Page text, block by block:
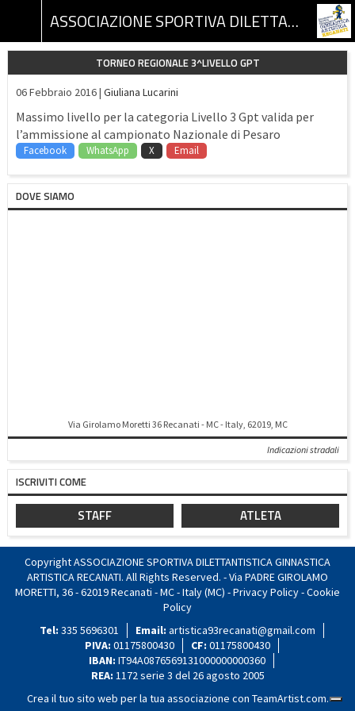
ASSOCIAZIONE SPORTIVA DILETTANTISTICA GINNASTICA ARTISTICA RECANATI
TORNEO REGIONALE 3^LIVELLO GPT
06 Febbraio 2016 | Giuliana Lucarini
Massimo livello per la categoria Livello 3 Gpt valida per
l’ammissione al campionato Nazionale di Pesaro
Facebook WhatsApp X Email
DOVE SIAMO
Via Girolamo Moretti 36 Recanati - MC - Italy, 62019, MC
Indicazioni stradali
ISCRIVITI COME
STAFF ATLETA
Copyright ASSOCIAZIONE SPORTIVA DILETTANTISTICA GINNASTICA
ARTISTICA RECANATI. All Rights Reserved. - Via PADRE GIROLAMO
MORETTI, 36 - 62019 Recanati - MC - Italy (MC) -Privacy Policy-Cookie
Policy
Tel: 335 5696301 Email: artistica93recanati@gmail.com
PIVA: 01175800430 CF: 01175800430
IBAN: IT94A0876569131000000000360
REA: 1172 serie 3 del 26 agosto 2005
Crea il tuo sito web per la tua associazione con TeamArtist.com.